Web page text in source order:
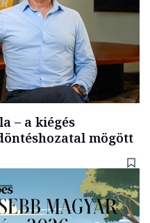
– a kiégés
mögött